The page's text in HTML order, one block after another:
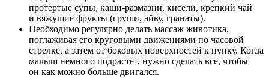
протертые супы, каши-размазни, кисели, крепкий чай
и вяжущие фрукты (груши, айву, гранаты).
Необходимо регулярно делать массаж животика,
поглаживая его круговыми движениями по часовой
стрелке, а затем от боковых поверхностей к пупку. Когда
малыш немного подрастет, нужно сделать все, чтобы
он как можно больше двигался.